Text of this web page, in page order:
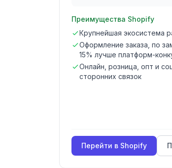
Преимущества Shopify
Крупнейшая экосистема
Оформление заказа, по
15% лучше платформ-
Онлайн, розница, опт и
сторонних связок
Перейти в Shopify